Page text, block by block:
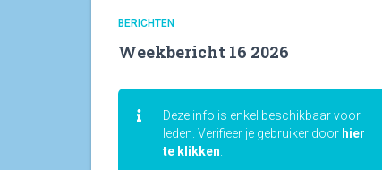
BERICHTEN
Weekbericht 16 2026
Deze info is enkel beschikbaar voor
leden. Verifieer je gebruiker door hier
te klikken